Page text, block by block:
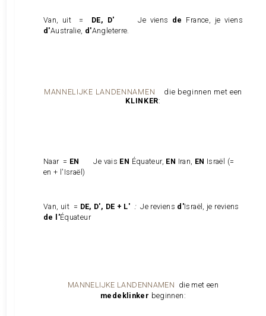
Van, uit = DE, D'Je viens de France, je viens
d'Australie, d'Angleterre.
MANNELIJKE LANDENNAMEN
die beginnen met een
KLINKER:
Naar = EN Je vais EN Équateur, EN Iran, EN Israël (=
en + l'Israël)
Van, uit = DE, D', DE + L' :Je reviens d'Israël, je reviens
de l'Équateur
MANNELIJKE LANDENNAMEN die met een
medeklinker beginnen: